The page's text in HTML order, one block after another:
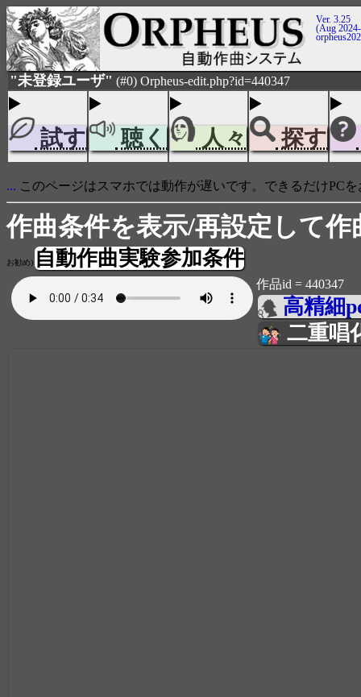
Ver. 3.25
(Aug
"未登録ユーザ" (#0) Orpheus-edit.php?id=440347
試す 聴く 人々 探す
... このページはスマホでは動作が遅いです。できるだけPC
作曲条件を表示/再設定して作
お勧め)自動作曲実験参加条件
作品id = 440347
高精細
二重唱